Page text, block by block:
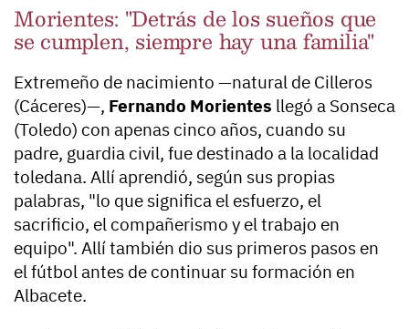
Morientes: "Detrás de los sueños que
se cumplen, siempre hay una familia"
Extremeño de nacimiento —natural de Cilleros
(Cáceres)—, Fernando Morientes llegó a Sonseca
(Toledo) con apenas cinco años, cuando su
padre, guardia civil, fue destinado a la localidad
toledana. Allí aprendió, según sus propias
palabras, "lo que significa el esfuerzo, el
sacrificio, el compañerismo y el trabajo en
equipo". Allí también dio sus primeros pasos en
el fútbol antes de continuar su formación en
Albacete.